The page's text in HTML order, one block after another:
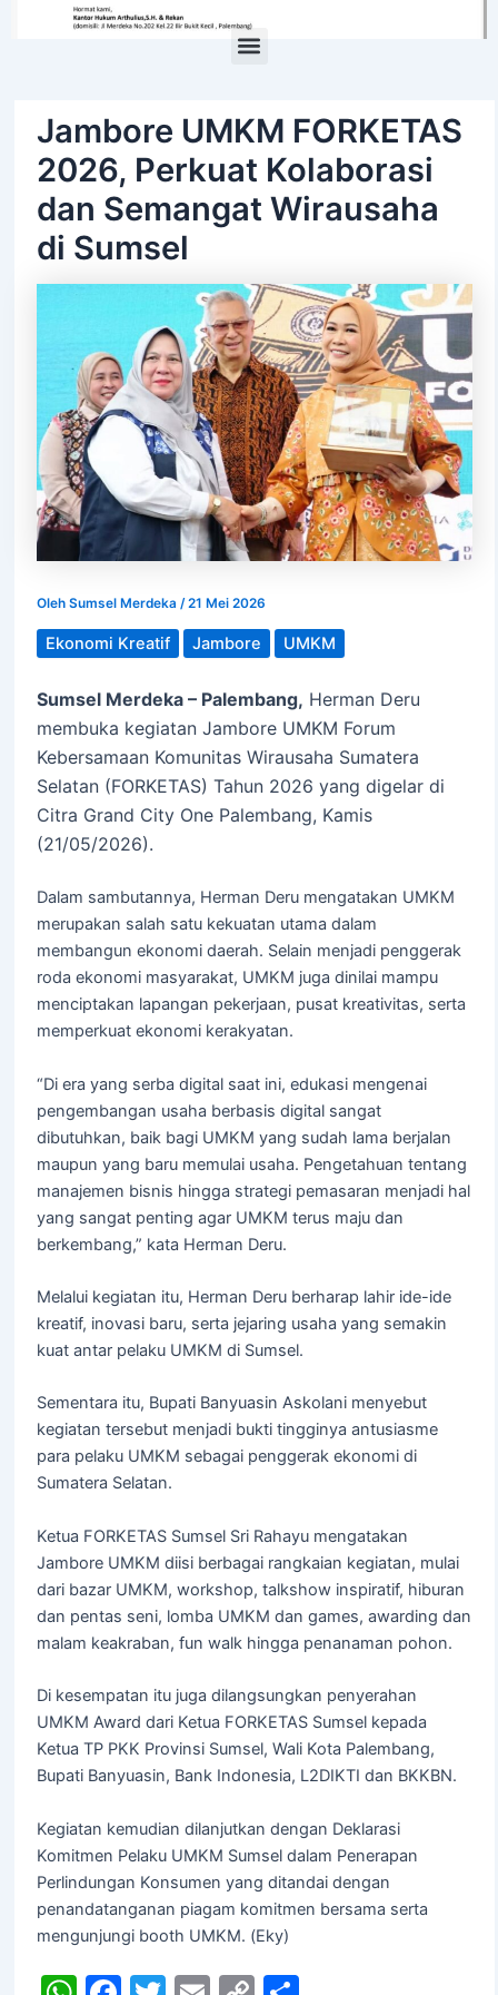
Jambore UMKM FORKETAS
2026, Perkuat Kolaborasi
dan Semangat Wirausaha
di Sumsel
Oleh Sumsel Merdeka /21 Mei 2026
Ekonomi Kreatif Jambore UMKM
Sumsel Merdeka – Palembang, Herman Deru
membuka kegiatan Jambore UMKM Forum
Kebersamaan Komunitas Wirausaha Sumatera
Selatan (FORKETAS) Tahun 2026 yang digelar di
Citra Grand City One Palembang, Kamis
(21/05/2026).
Dalam sambutannya, Herman Deru mengatakan UMKM
merupakan salah satu kekuatan utama dalam
membangun ekonomi daerah. Selain menjadi penggerak
roda ekonomi masyarakat, UMKM juga dinilai mampu
menciptakan lapangan pekerjaan, pusat kreativitas, serta
memperkuat ekonomi kerakyatan.
“Di era yang serba digital saat ini, edukasi mengenai
pengembangan usaha berbasis digital sangat
dibutuhkan, baik bagi UMKM yang sudah lama berjalan
maupun yang baru memulai usaha. Pengetahuan tentang
manajemen bisnis hingga strategi pemasaran menjadi hal
yang sangat penting agar UMKM terus maju dan
berkembang,” kata Herman Deru.
Melalui kegiatan itu, Herman Deru berharap lahir ide-ide
kreatif, inovasi baru, serta jejaring usaha yang semakin
kuat antar pelaku UMKM di Sumsel.
Sementara itu, Bupati Banyuasin Askolani menyebut
kegiatan tersebut menjadi bukti tingginya antusiasme
para pelaku UMKM sebagai penggerak ekonomi di
Sumatera Selatan.
Ketua FORKETAS Sumsel Sri Rahayu mengatakan
Jambore UMKM diisi berbagai rangkaian kegiatan, mulai
dari bazar UMKM, workshop, talkshow inspiratif, hiburan
dan pentas seni, lomba UMKM dan games, awarding dan
malam keakraban, fun walk hingga penanaman pohon.
Di kesempatan itu juga dilangsungkan penyerahan
UMKM Award dari Ketua FORKETAS Sumsel kepada
Ketua TP PKK Provinsi Sumsel, Wali Kota Palembang,
Bupati Banyuasin, Bank Indonesia, L2DIKTI dan BKKBN.
Kegiatan kemudian dilanjutkan dengan Deklarasi
Komitmen Pelaku UMKM Sumsel dalam Penerapan
Perlindungan Konsumen yang ditandai dengan
penandatanganan piagam komitmen bersama serta
mengunjungi booth UMKM. (Eky)